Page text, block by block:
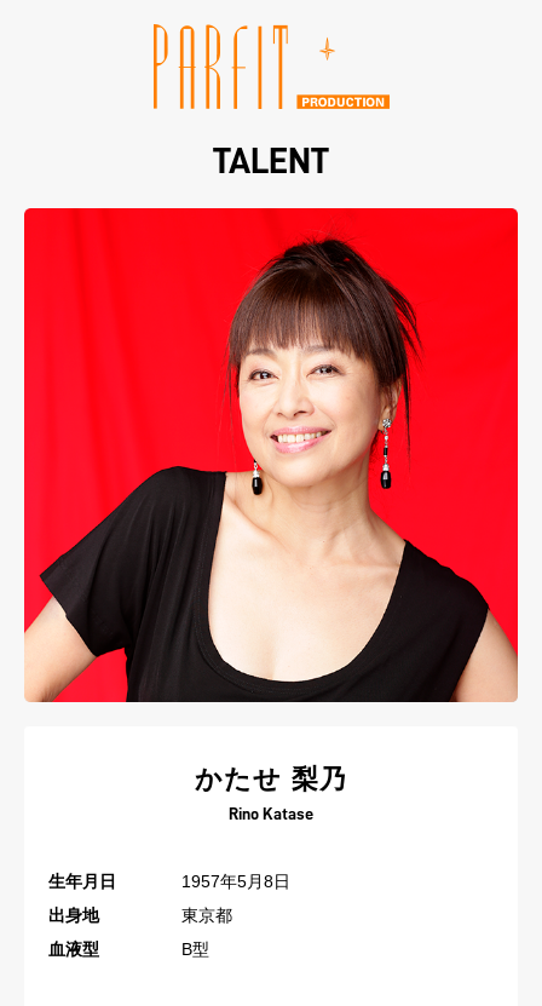
TALENT
かたせ 梨乃
Rino Katase
生年月日
1957年5月8日
出身地
東京都
血液型
B型